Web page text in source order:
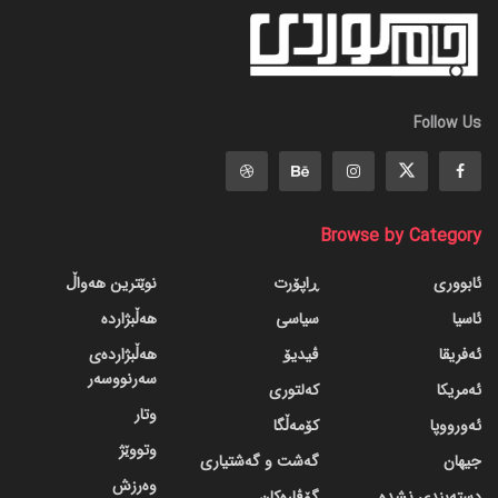
Follow Us
Browse by Category
ئابووری
ئاسیا
ئەفریقا
ئەمریکا
ئەورووپا
جیهان
ڕاپۆرت
سیاسی
ڤیدیۆ
کەلتوری
کۆمەڵگا
گه‌شت و گه‌شتیاری
نوێترین هەواڵ
هەڵبژاردە
هەڵبژاردەی
سەرنووسەر
وتار
وتووێژ
وەرزش